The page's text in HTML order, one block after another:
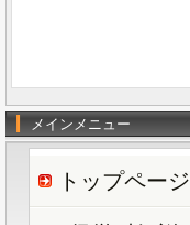
メインメニュー
トップページ